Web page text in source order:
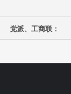
党派、工商联：